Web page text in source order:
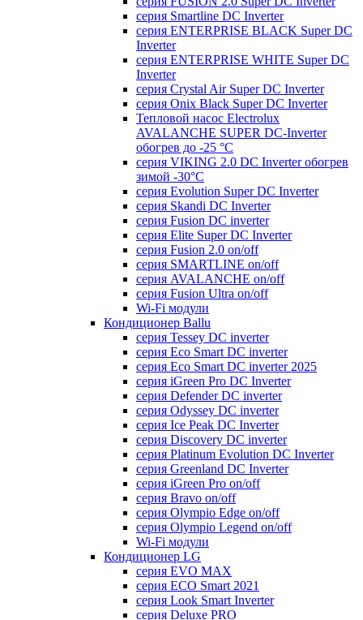
серия Smartline DC Inverter
серия ENTERPRISE BLACK Super DC
Inverter
серия ENTERPRISE WHITE Super DC
Inverter
серия Crystal Air Super DC Inverter
серия Onix Black Super DC Inverter
Тепловой насос Electrolux
AVALANCHE SUPER DC-Inverter
обогрев до -25 °С
серия VIKING 2.0 DC Inverter обогрев
зимой -30°С
серия Evolution Super DC Inverter
серия Skandi DC Inverter
серия Fusion DC inverter
серия Elite Super DC Inverter
серия Fusion 2.0 on/off
серия SMARTLINE on/off
серия AVALANCHE on/off
серия Fusion Ultra on/off
Wi-Fi модули
Кондиционер Ballu
серия Tessey DC inverter
серия Eco Smart DC inverter
серия Eco Smart DC inverter 2025
серия iGreen Pro DC Inverter
серия Defender DC inverter
серия Odyssey DC inverter
серия Ice Peak DС Inverter
cерия Discovery DC inverter
серия Platinum Evolution DC Inverter
серия Greenland DC Inverter
серия iGreen Pro on/off
серия Bravo on/off
серия Olympio Edge on/off
серия Olympio Legend on/off
Wi-Fi модули
Кондиционер LG
серия EVO MAX
серия ECO Smart 2021
серия Look Smart Inverter
серия Deluxe PRO